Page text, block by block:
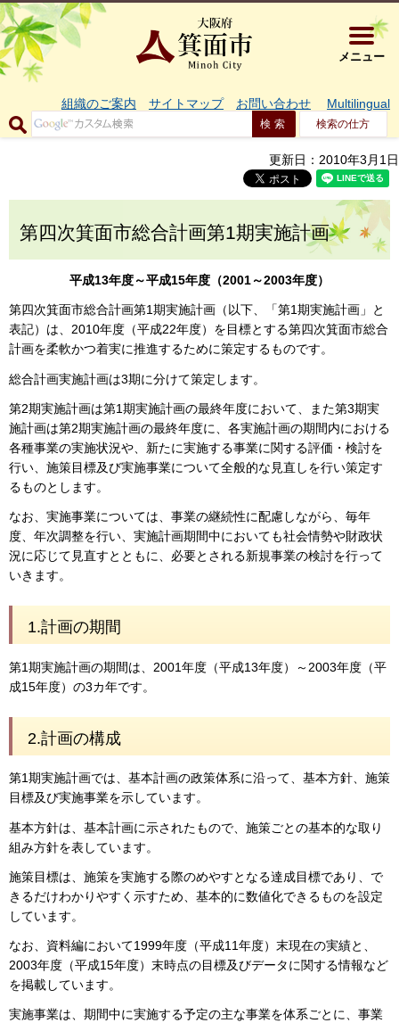
大阪府箕
メニュー
組織のご案内 サイトマップ お問い合わせ Multilingual
検索の仕方
更新日：2010年3月1日
第四次箕面市総合計画第1期実施計画
平成13年度～平成15年度（2001～2003年度）
第四次箕面市総合計画第1期実施計画（以下、「第1期実施計画」と
表記）は、2010年度（平成22年度）を目標とする第四次箕面市総合
計画を柔軟かつ着実に推進するために策定するものです。
総合計画実施計画は3期に分けて策定します。
第2期実施計画は第1期実施計画の最終年度において、また第3期実
施計画は第2期実施計画の最終年度に、各実施計画の期間内における
各種事業の実施状況や、新たに実施する事業に関する評価・検討を
行い、施策目標及び実施事業について全般的な見直しを行い策定す
るものとします。
なお、実施事業については、事業の継続性に配慮しながら、毎年
度、年次調整を行い、実施計画期間中においても社会情勢や財政状
況に応じて見直すとともに、必要とされる新規事業の検討を行って
いきます。
1.計画の期間
第1期実施計画の期間は、2001年度（平成13年度）～2003年度（平
成15年度）の3カ年です。
2.計画の構成
第1期実施計画では、基本計画の政策体系に沿って、基本方針、施策
目標及び実施事業を示しています。
基本方針は、基本計画に示されたもので、施策ごとの基本的な取り
組み方針を表しています。
施策目標は、施策を実施する際のめやすとなる達成目標であり、で
きるだけわかりやすく示すため、基本的に数値化できるものを設定
しています。
なお、資料編において1999年度（平成11年度）末現在の実績と、
2003年度（平成15年度）末時点の目標及びデータに関する情報など
を掲載しています。
実施事業は、期間中に実施する予定の主な事業を体系ごとに、事業